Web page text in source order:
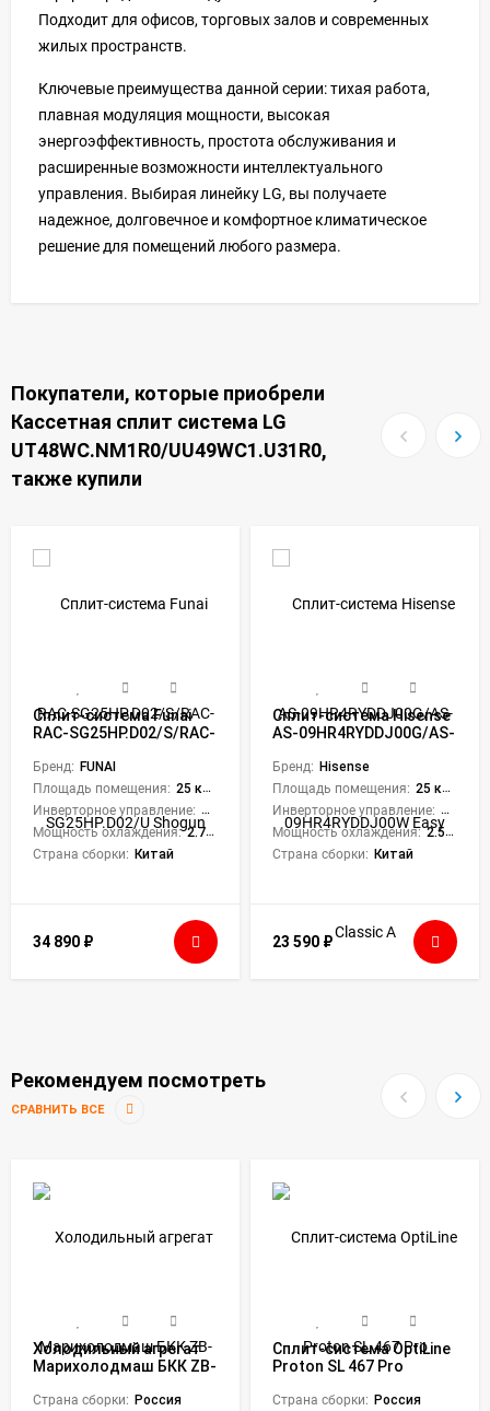
Подходит для офисов, торговых залов и современных
жилых пространств.
Ключевые преимущества данной серии: тихая работа,
плавная модуляция мощности, высокая
энергоэффективность, простота обслуживания и
расширенные возможности интеллектуального
управления. Выбирая линейку LG, вы получаете
надежное, долговечное и комфортное климатическое
решение для помещений любого размера.
Покупатели, которые приобрели
Кассетная сплит система LG
UT48WC.NM1R0/UU49WC1.U31R0,
также купили
Сплит-система Funai
RAC-SG25HP.D02/S/RAC-
Бренд: FUNAI
Площадь помещения: 25 кв. м.
Инверторное управление: Нет
Мощность охлаждения: 2.75 кВт
Страна сборки: Китай
34 890 ₽
Сплит-система Hisense
AS-09HR4RYDDJ00G/AS-
Classic A
Бренд: Hisense
Площадь помещения: 25 кв. м.
Инверторное управление: Нет
Мощность охлаждения: 2.55 кВт
Страна сборки: Китай
23 590 ₽
Рекомендуем посмотреть
СРАВНИТЬ ВСЕ
Холодильный агрегат
Марихолодмаш БКК ZB-
Страна сборки: Россия
Сплит-система OptiLine
Proton SL 467 Pro
Страна сборки: Россия